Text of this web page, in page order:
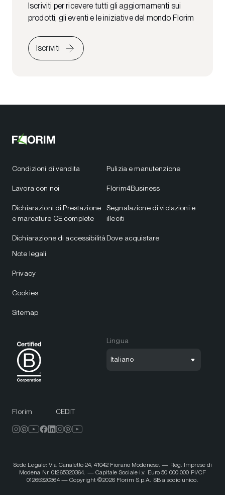
Iscriviti per ricevere tutti gli aggiornamenti sui
prodotti, gli eventi e le iniziative del mondo Florim
Iscriviti
Condizioni di vendita
Lavora con noi
Dichiarazioni di Prestazione
e marcature CE complete
Dichiarazione di accessibilità
Pulizia e manutenzione
Florim4Business
Segnalazione di violazioni e
illeciti
Dove acquistare
Note legali
Privacy
Cookies
Sitemap
Lingua
Italiano
Florim CEDIT
Sede Legale: Via Canaletto 24, 41042 Fiorano Modenese. — Reg. Imprese di
Modena Nr. 01265320364. — Capitale Sociale i.v. Euro 50.000.000 PI/CF
01265320364 — Copyright ©2026 Florim S.p.A. SB a socio unico.